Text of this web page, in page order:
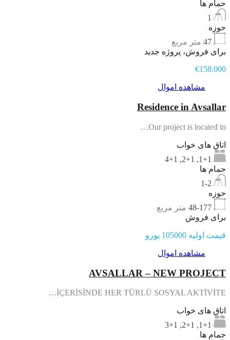
حمام ها
1
حوزه
47 متر مربع
برای فروش، پروژه جدید
€158.000
مشاهده اموال
Residence in Avsallar
Our project is located in…
اتاق های خواب
1+1, 2+1, 4+1
حمام ها
1-2
حوزه
48-177 متر مربع
برای فروش
قیمت اولیه 105000 یورو
مشاهده اموال
AVSALLAR – NEW PROJECT
İÇERİSİNDE HER TÜRLÜ SOSYAL AKTİVİTE…
اتاق های خواب
1+1, 2+1, 3+1
حمام ها